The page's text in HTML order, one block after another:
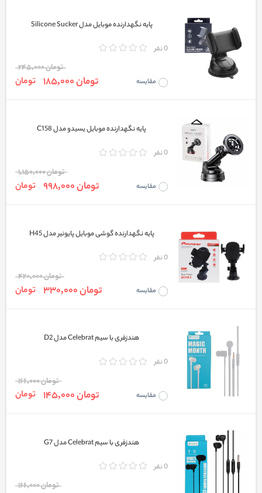
پایه نگهدارنده موبایل مدل Silicone Sucker
0 نفر
مقایسه
تومان 245,000
تومان 185,000 تومان
پایه نگهدارنده موبایل یسیدو مدل C158
0 نفر
مقایسه
تومان 1,150,000
تومان 998,000 تومان
پایه نگهدارنده گوشی موبایل پایونیر مدل H45
0 نفر
مقایسه
تومان 420,000
تومان 330,000 تومان
هندزفری با سیم Celebrat مدل D2
0 نفر
مقایسه
تومان 166,000
تومان 145,000 تومان
هندزفری با سیم Celebrat مدل G7
0 نفر
تومان 166,000